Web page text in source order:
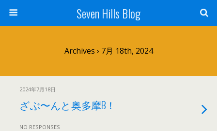
Seven Hills Blog
Archives › 7月 18th, 2024
2024年7月18日
ざぶ〜んと奥多摩B！
NO RESPONSES